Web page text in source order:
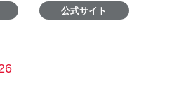
公式サイト